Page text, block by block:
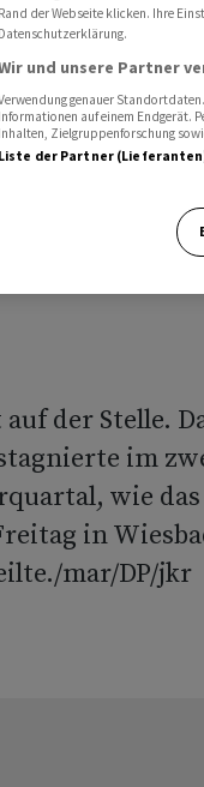
Quartal
der Stelle.
im
wie das
in
mar/DP/jkr
Rand der Webseite klicken. Ihre
Datenschutzerklärung.
und unsere Partner
genauer
Informationen auf einem Endgerät.
Inhalten, Zielgruppenforschung
Liste der Partner